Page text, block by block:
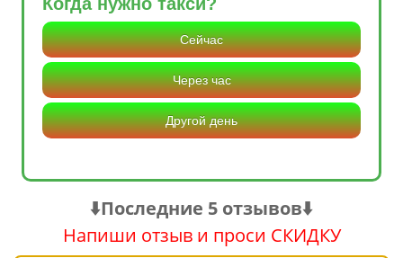
Сейчас
Через час
Другой день
⬇️Последние 5 отзывов⬇️
Напиши отзыв и проси СКИДКУ